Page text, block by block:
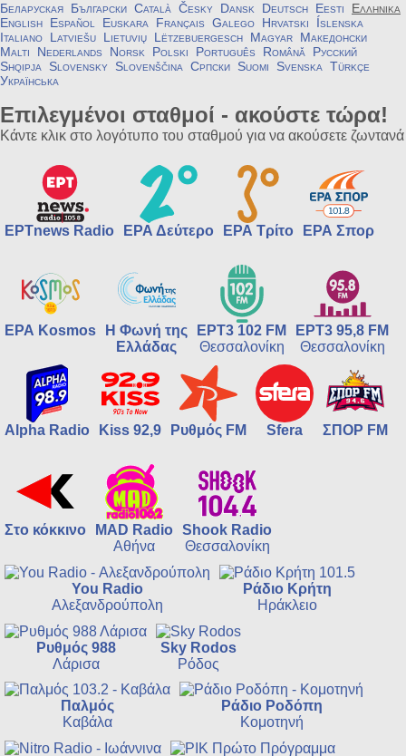
Беларуская Български Català Česky Dansk Deutsch Eesti
Ελληνικά
English Español Euskara Français Galego Hrvatski
Íslenska
Italiano Latviešu Lietuvių Lëtzebuergesch Magyar Македонски
Malti
Nederlands Norsk Polski Português Română
Русский
Shqipja
Slovensky Slovenščina Српски Suomi Svenska Türkçe
Українська
Επιλεγμένοι σταθμοί - ακούστε τώρα!
Κάντε κλικ στο λογότυπο του σταθμού για να ακούσετε ζωντανά
ΕΡΤnews Radio ΕΡΑ Δεύτερο ΕΡΑ Τρίτο ΕΡΑ Σπορ
ΕΡΑ Kosmos
Η Φωνή της
Ελλάδας
ΕΡΤ3 102 FM
Θεσσαλονίκη
ΕΡΤ3 95,8 FM
Θεσσαλονίκη
Alpha Radio Kiss 92,9 Ρυθμός FM Sfera ΣΠΟΡ FM
Στο κόκκινο
MAD Radio
Αθήνα
Shook Radio
Θεσσαλονίκη
You Radio
Αλεξανδρούπολη
Ράδιο Κρήτη
Ηράκλειο
Ρυθμός 988
Λάρισα
Sky Rodos
Ρόδος
Παλμός
Καβάλα
Ράδιο Ροδόπη
Κομοτηνή